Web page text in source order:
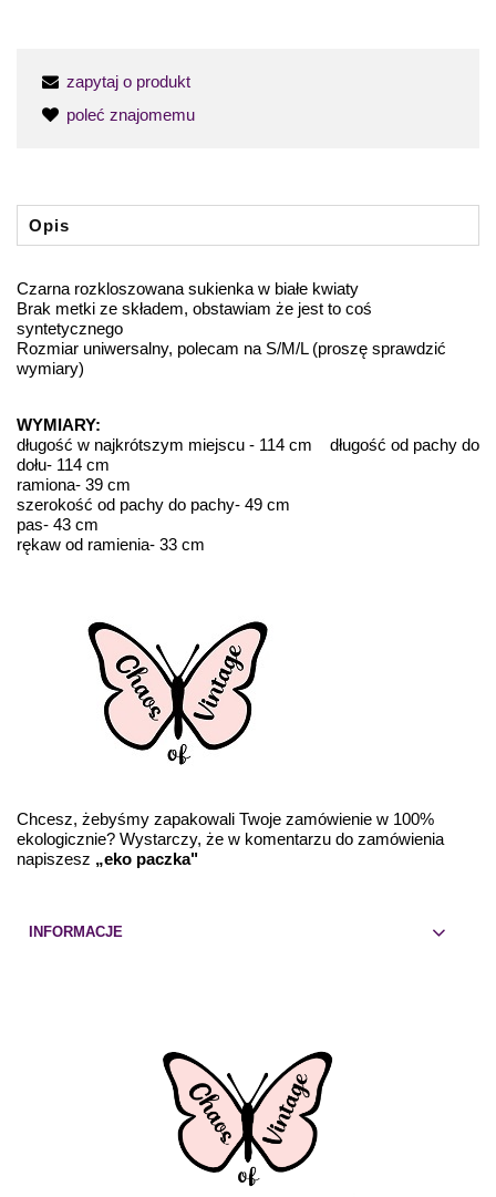
zapytaj o produkt
poleć znajomemu
Opis
Czarna rozkloszowana sukienka w białe kwiaty
Brak metki ze składem, obstawiam że jest to coś
syntetycznego
Rozmiar uniwersalny, polecam na S/M/L (proszę sprawdzić
wymiary)
WYMIARY:
długość w najkrótszym miejscu - 114 cm długość od pachy do
dołu- 114 cm
ramiona- 39 cm
szerokość od pachy do pachy- 49 cm
pas- 43 cm
rękaw od ramienia- 33 cm
Chcesz, żebyśmy zapakowali Twoje zamówienie w 100%
ekologicznie? Wystarczy, że w komentarzu do zamówienia
napiszesz „eko paczka"
INFORMACJE